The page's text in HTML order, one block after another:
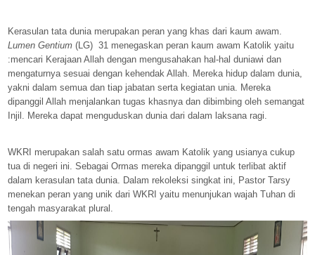
Kerasulan tata dunia merupakan peran yang khas dari kaum awam.
Lumen Gentium (LG) 31 menegaskan peran kaum awam Katolik yaitu
:mencari Kerajaan Allah dengan mengusahakan hal-hal duniawi dan
mengaturnya sesuai dengan kehendak Allah. Mereka hidup dalam dunia,
yakni dalam semua dan tiap jabatan serta kegiatan unia. Mereka
dipanggil Allah menjalankan tugas khasnya dan dibimbing oleh semangat
Injil. Mereka dapat menguduskan dunia dari dalam laksana ragi.
WKRI merupakan salah satu ormas awam Katolik yang usianya cukup
tua di negeri ini. Sebagai Ormas mereka dipanggil untuk terlibat aktif
dalam kerasulan tata dunia. Dalam rekoleksi singkat ini, Pastor Tarsy
menekan peran yang unik dari WKRI yaitu menunjukan wajah Tuhan di
tengah masyarakat plural.